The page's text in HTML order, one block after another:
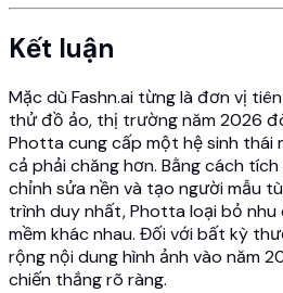
Kết luận
Mặc dù Fashn.ai từng là đơn vị
thử đồ ảo, thị trường năm 2026
Photta cung cấp một hệ sinh thái
cả phải chăng hơn. Bằng cách
chỉnh sửa nền và tạo người mẫu
trình duy nhất, Photta loại bỏ nhu
mềm khác nhau. Đối với bất kỳ
rộng nội dung hình ảnh vào năm
chiến thắng rõ ràng.